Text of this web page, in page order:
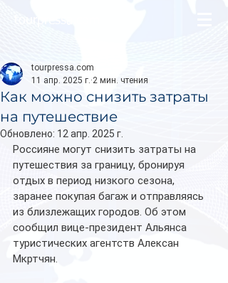
Как можно снизить затраты
на путешествие
tourpressa.com
11 апр. 2025 г. 2 мин. чтения
Обновлено: 12 апр. 2025 г.
Россияне могут снизить затраты на
путешествия за границу, бронируя
отдых в период низкого сезона,
заранее покупая багаж и отправляясь
из близлежащих городов. Об этом
сообщил вице-президент Альянса
туристических агентств Алексан
Мкртчян.